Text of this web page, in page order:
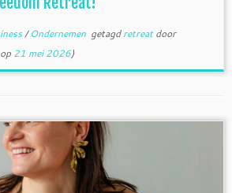
/Ondernemen getagdretreatdoor
21 mei 2026)